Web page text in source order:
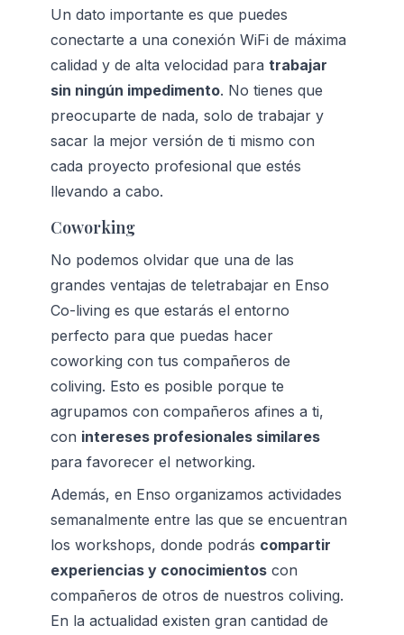
Un dato importante es que puedes
conectarte a una conexión WiFi de máxima
calidad y de alta velocidad para trabajar
sin ningún impedimento. No tienes que
preocuparte de nada, solo de trabajar y
sacar la mejor versión de ti mismo con
cada proyecto profesional que estés
llevando a cabo.
Coworking
No podemos olvidar que una de las
grandes ventajas de teletrabajar en Enso
Co-living es que estarás el entorno
perfecto para que puedas hacer
coworking con tus compañeros de
coliving. Esto es posible porque te
agrupamos con compañeros afines a ti,
con intereses profesionales similares
para favorecer el networking.
Además, en Enso organizamos actividades
semanalmente entre las que se encuentran
los workshops, donde podrás compartir
experiencias y conocimientos con
compañeros de otros de nuestros coliving.
En la actualidad existen gran cantidad de